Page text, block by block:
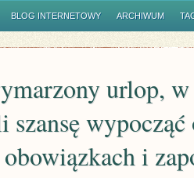
BLOG INTERNETOWY ARCHIWUM
urlop,
i